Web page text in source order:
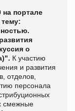
на портале
о
К участию
и развития
отделов,
персонала
смежные